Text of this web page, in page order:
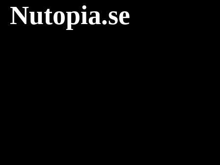
Nutopia.se